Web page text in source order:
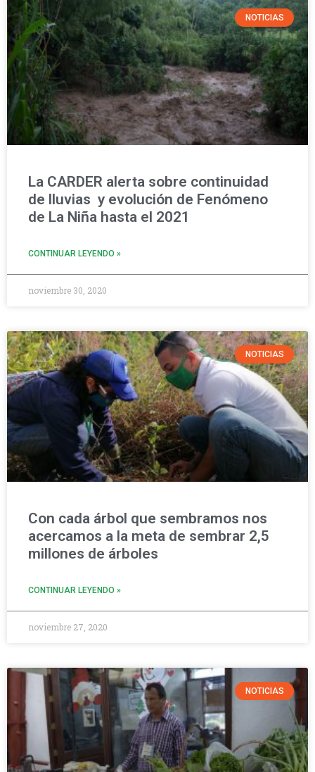
NOTICIAS
La CARDER alerta sobre continuidad
de lluvias y evolución de Fenómeno
de La Niña hasta el 2021
CONTINUAR LEYENDO »
noviembre 30, 2020
NOTICIAS
Con cada árbol que sembramos nos
acercamos a la meta de sembrar 2,5
millones de árboles
CONTINUAR LEYENDO »
noviembre 27, 2020
NOTICIAS